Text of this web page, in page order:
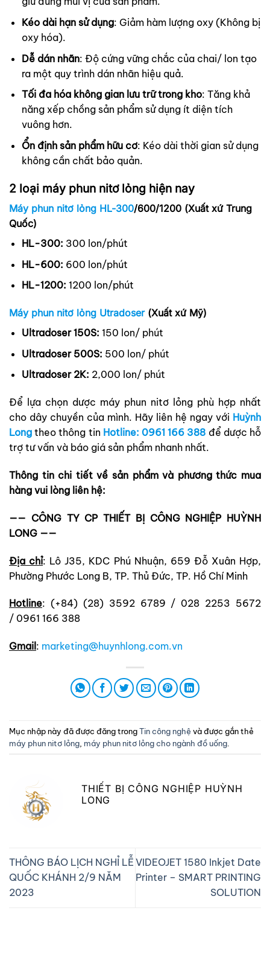
Kéo dài hạn sử dụng: Giảm hàm lượng oxy (Không bị
oxy hóa).
Dễ dán nhãn: Độ cứng vững chắc của chai/ lon tạo
ra một quy trình dán nhãn hiệu quả.
Tối đa hóa không gian lưu trữ trong kho: Tăng khả
năng xếp chồng sản phẩm sử dụng ít diện tích
vuông hơn.
Ổn định sản phẩm hữu cơ: Kéo dài thời gian sử dụng
không cần chất bảo quản.
2 loại máy phun nitơ lỏng hiện nay
Máy phun nitơ lỏng HL-300/600/1200 (Xuất xứ Trung
Quốc)
HL-300: 300 lon/phút
HL-600: 600 lon/phút
HL-1200: 1200 lon/phút
Máy phun nitơ lỏng Utradoser(Xuất xứ Mỹ)
Ultradoser 150S: 150 lon/ phút
Ultradoser 500S: 500 lon/ phút
Ultradoser 2K: 2,000 lon/ phút
Để lựa chọn dược máy phun nitơ lỏng phù hợp nhất
cho dây chuyền của mình. Hãy liên hệ ngay với Huỳnh
Long theo thông tin Hotline: 0961 166 388 để dược hỗ
trợ tư vấn và báo giá sản phẩm nhanh nhất.
Thông tin chi tiết về sản phẩm và phương thức mua
hàng vui lòng liên hệ:
—— CÔNG TY CP THIẾT BỊ CÔNG NGHIỆP HUỲNH
LONG ——
Địa chỉ: Lô J35, KDC Phú Nhuận, 659 Đỗ Xuân Hợp,
Phường Phước Long B, TP. Thủ Đức, TP. Hồ Chí Minh
Hotline: (+84) (28) 3592 6789 / 028 2253 5672
/ 0961 166 388
Gmail : marketing@huynhlong.com.vn
Mục nhập này đã được đăng trongTin công nghệ và được gắn thẻ
máy phun nitơ lỏng máy phun nitơ lỏng cho ngành đồ uống
THIẾT BỊ CÔNG NGHIỆP HUỲNH
LONG
THÔNG BÁO LỊCH NGHỈ LỄ
QUỐC KHÁNH 2/9 NĂM
2023
VIDEOJET 1580 Inkjet Date
Printer – SMART PRINTING
SOLUTION